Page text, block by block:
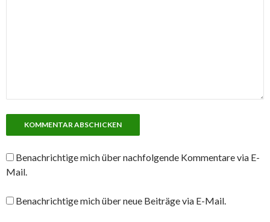
Benachrichtige mich über nachfolgende Kommentare via E-
Mail.
Benachrichtige mich über neue Beiträge via E-Mail.